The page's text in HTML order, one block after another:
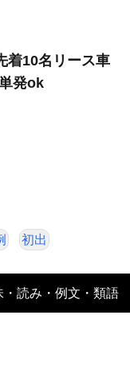
着10名リース車
発ok
初出
・読み・例文・類語